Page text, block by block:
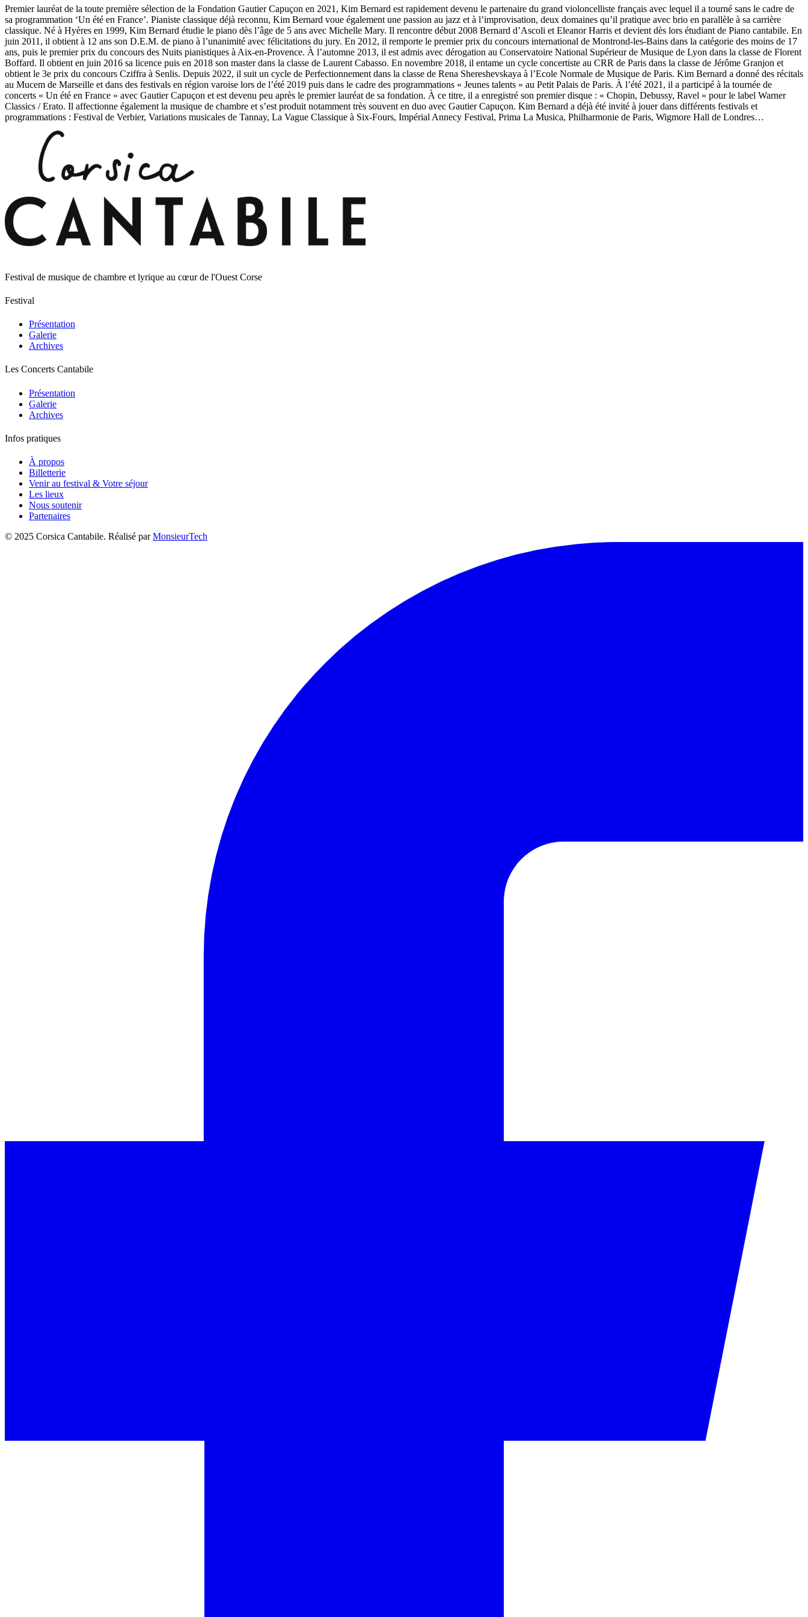
Premier lauréat de la toute première sélection de la Fondation Gautier Capuçon en 2021, Kim Bernard est rapidement devenu le partenaire du grand violoncelliste français avec lequel il a tourné sans le cadre de
sa programmation ‘Un été en France’. Pianiste classique déjà reconnu, Kim Bernard voue également une passion au jazz et à l’improvisation, deux domaines qu’il pratique avec brio en parallèle à sa carrière
classique. Né à Hyères en 1999, Kim Bernard étudie le piano dès l’âge de 5 ans avec Michelle Mary. Il rencontre début 2008 Bernard d’Ascoli et Eleanor Harris et devient dès lors étudiant de Piano cantabile. En
juin 2011, il obtient à 12 ans son D.E.M. de piano à l’unanimité avec félicitations du jury. En 2012, il remporte le premier prix du concours international de Montrond-les-Bains dans la catégorie des moins de 17
ans, puis le premier prix du concours des Nuits pianistiques à Aix-en-Provence. À l’automne 2013, il est admis avec dérogation au Conservatoire National Supérieur de Musique de Lyon dans la classe de Florent
Boffard. Il obtient en juin 2016 sa licence puis en 2018 son master dans la classe de Laurent Cabasso. En novembre 2018, il entame un cycle concertiste au CRR de Paris dans la classe de Jérôme Granjon et
obtient le 3e prix du concours Cziffra à Senlis. Depuis 2022, il suit un cycle de Perfectionnement dans la classe de Rena Shereshevskaya à l’Ecole Normale de Musique de Paris. Kim Bernard a donné des récitals
au Mucem de Marseille et dans des festivals en région varoise lors de l’été 2019 puis dans le cadre des programmations « Jeunes talents » au Petit Palais de Paris. À l’été 2021, il a participé à la tournée de
concerts « Un été en France » avec Gautier Capuçon et est devenu peu après le premier lauréat de sa fondation. À ce titre, il a enregistré son premier disque : « Chopin, Debussy, Ravel » pour le label Warner
Classics / Erato. Il affectionne également la musique de chambre et s’est produit notamment très souvent en duo avec Gautier Capuçon. Kim Bernard a déjà été invité à jouer dans différents festivals et
programmations : Festival de Verbier, Variations musicales de Tannay, La Vague Classique à Six-Fours, Impérial Annecy Festival, Prima La Musica, Philharmonie de Paris, Wigmore Hall de Londres…
Festival de musique de chambre et lyrique au cœur de l'Ouest Corse
Festival
Présentation
Galerie
Archives
Les Concerts Cantabile
Présentation
Galerie
Archives
Infos pratiques
À propos
Billetterie
Venir au festival & Votre séjour
Les lieux
Nous soutenir
Partenaires
© 2025 Corsica Cantabile. Réalisé parMonsieurTech